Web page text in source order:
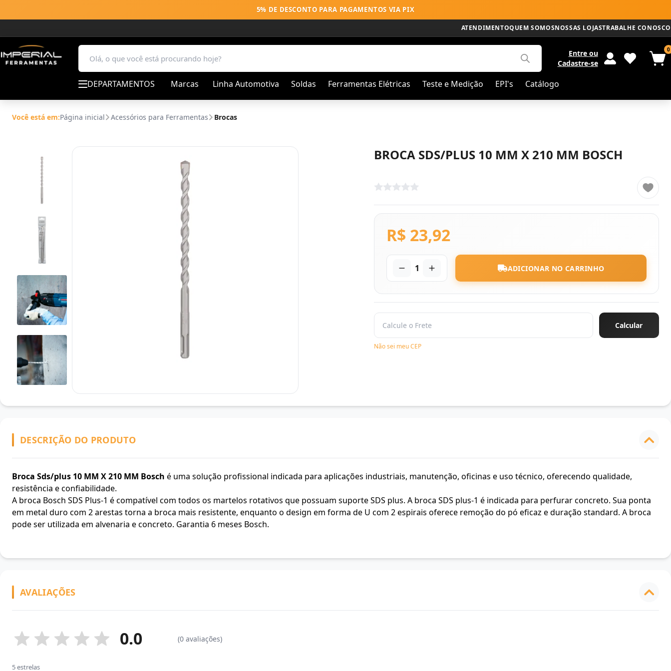
5% DE DESCONTO PARA PAGAMENTOS VIA PIX
ATENDIMENTOQUEM SOMOSNOSSAS LOJASTRABALHE CONOSCO
DEPARTAMENTOS Marcas Linha Automotiva Soldas Ferramentas Elétricas Teste e Medição EPI's Catálogo
Entre ou
Cadastre-se
0
Você está em:Página inicial Acessórios para Ferramentas Brocas
BROCA SDS/PLUS 10 MM X 210 MM BOSCH
R$ 23,92
1 ADICIONAR NO CARRINHO
Não sei meu CEP
DESCRIÇÃO DO PRODUTO
Broca Sds/plus 10 MM X 210 MM Bosch é uma solução profissional indicada para aplicações industriais, manutenção, oficinas e uso técnico, oferecendo qualidade,
resistência e confiabilidade.
A broca Bosch SDS Plus-1 é compatível com todos os martelos rotativos que possuam suporte SDS plus. A broca SDS plus-1 é indicada para perfurar concreto. Sua ponta
em metal duro com 2 arestas torna a broca mais resistente, enquanto o design em forma de U com 2 espirais oferece remoção do pó eficaz e duração standard. A broca
pode ser utilizada em alvenaria e concreto. Garantia 6 meses Bosch.
AVALIAÇÕES
0.0 (0 avaliações)
5 estrelas